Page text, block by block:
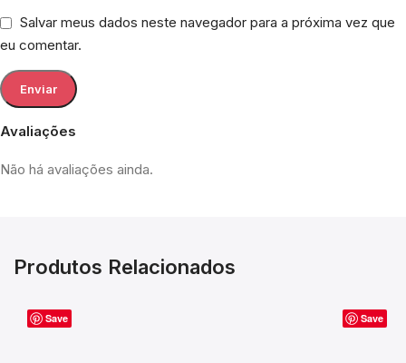
Avaliações
Não há avaliações ainda.
Salvar meus dados neste navegador para a próxima vez que
eu comentar.
Produtos Relacionados
Save Save